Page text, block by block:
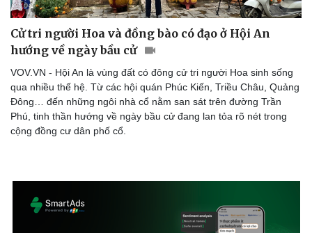
Cử tri người Hoa và đồng bào có đạo ở Hội An
hướng về ngày bầu cử
VOV.VN - Hội An là vùng đất có đông cử tri người Hoa sinh sống
qua nhiều thế hệ. Từ các hội quán Phúc Kiến, Triều Châu, Quảng
Đông… đến những ngôi nhà cổ nằm san sát trên đường Trần
Phú, tinh thần hướng về ngày bầu cử đang lan tỏa rõ nét trong
cộng đồng cư dân phố cổ.